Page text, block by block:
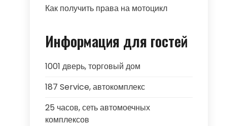
Как получить права на мотоцикл
Информация для гостей
1001 дверь, торговый дом
187 Service, автокомплекс
25 часов, сеть автомоечных
комплексов